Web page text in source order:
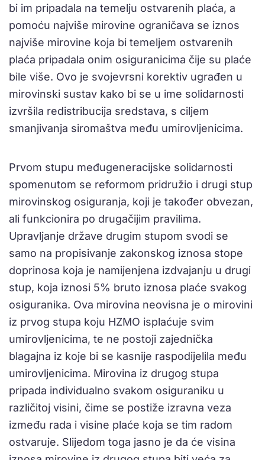
bi im pripadala na temelju ostvarenih plaća, a
pomoću najviše mirovine ograničava se iznos
najviše mirovine koja bi temeljem ostvarenih
plaća pripadala onim osiguranicima čije su plaće
bile više. Ovo je svojevrsni korektiv ugrađen u
mirovinski sustav kako bi se u ime solidarnosti
izvršila redistribucija sredstava, s ciljem
smanjivanja siromaštva među umirovljenicima.
Prvom stupu međugeneracijske solidarnosti
spomenutom se reformom pridružio i drugi stup
mirovinskog osiguranja, koji je također obvezan,
ali funkcionira po drugačijim pravilima.
Upravljanje države drugim stupom svodi se
samo na propisivanje zakonskog iznosa stope
doprinosa koja je namijenjena izdvajanju u drugi
stup, koja iznosi 5% bruto iznosa plaće svakog
osiguranika. Ova mirovina neovisna je o mirovini
iz prvog stupa koju HZMO isplaćuje svim
umirovljenicima, te ne postoji zajednička
blagajna iz koje bi se kasnije raspodijelila među
umirovljenicima. Mirovina iz drugog stupa
pripada individualno svakom osiguraniku u
različitoj visini, čime se postiže izravna veza
između rada i visine plaće koja se tim radom
ostvaruje. Slijedom toga jasno je da će visina